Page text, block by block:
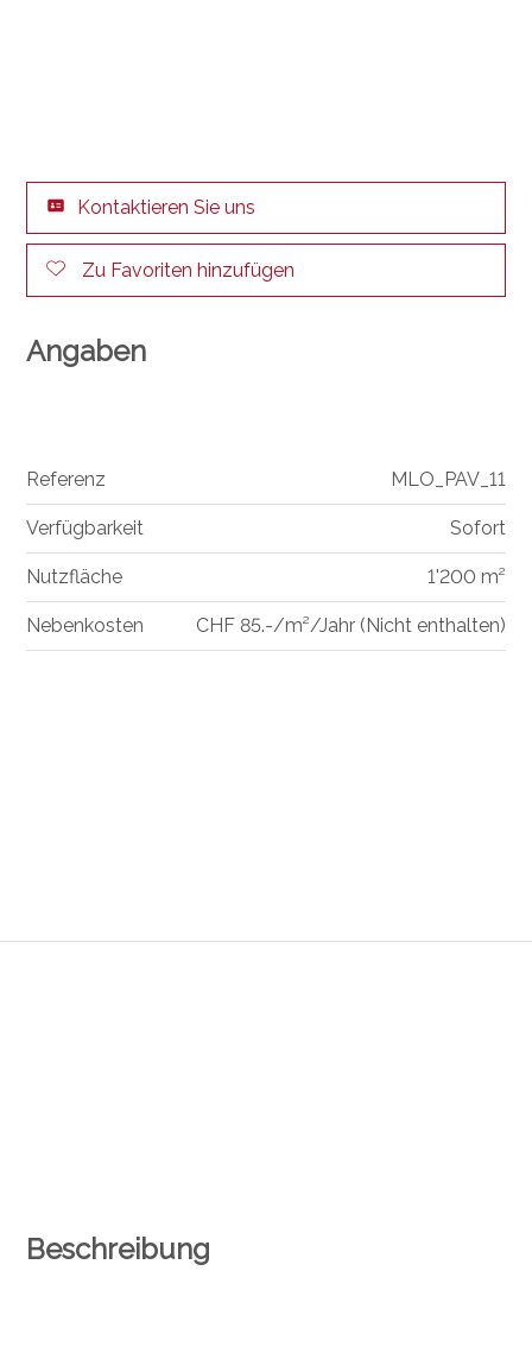
Beschreibung
Kontaktieren Sie uns
Zu Favoriten hinzufügen
Angaben
Referenz MLO_PAV_11
Verfügbarkeit Sofort
Nutzfläche 1'200 m²
Nebenkosten CHF 85.-/m²/Jahr (Nicht enthalten)